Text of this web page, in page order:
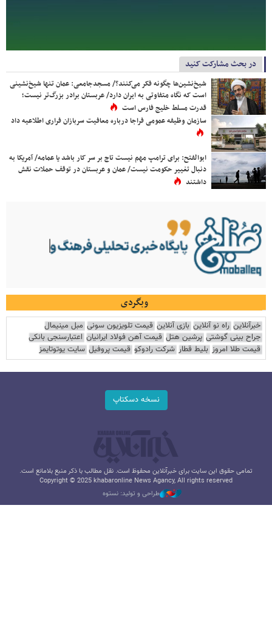
در بحث مشارکت کنید
شیخ‌نشین‌ها چگونه فکر می‌کنند؟/ مسجدجامعی: عمان تنها شیخ‌نشینی
است که نگاه متفاوتی به ایران دارد/ عربستان برادر بزرگ‌تر نیست؛
قدرت مسلط خلیج فارس است
سازمان وظیفه عمومی فراجا درباره معافیت سربازان فراری اطلاعیه داد
ابوالفتح: برای ترامپ مهم نیست تاج بر سر کار باشد یا عمامه/ آمریکا به
دنبال تغییر حکومت نیست/ عمان و عربستان در توقف حملات نقش
داشتند
وبگردی
خبرآنلاین راه نو آنلاین بازی آنلاین قیمت تلویزیون سونی مبل مینیمال
جراح بینی گوشتی پرشین هتل قیمت آهن فولاد ایرانیان اعتبارسنجی بانکی
قیمت طلا امروز بلیط قطار شرکت رادوکو قیمت پروفیل سایت یوتوتایمز
نسخه دسکتاپ
تمامی حقوق این سایت برای خبرآنلاین محفوظ است. نقل مطالب با ذکر منبع بلامانع است.
Copyright © 2025 khabaronline News Agancy, All rights reserved
طراحی و تولید: نستوه